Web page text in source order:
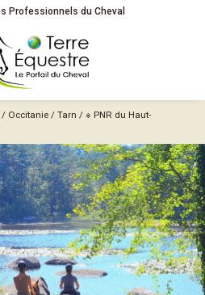
Professionnels du Cheval
/ Occitanie /Tarn /※ PNR du Haut-